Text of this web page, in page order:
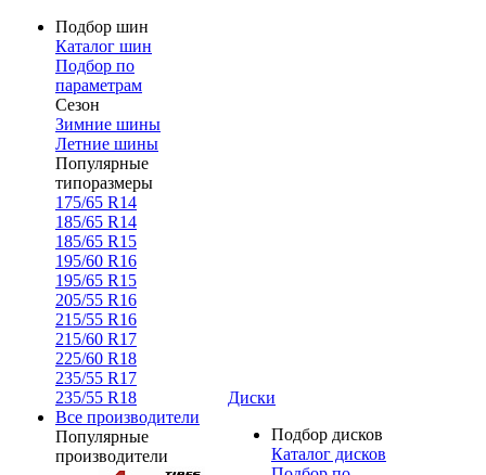
Подбор шин
Каталог шин
Подбор по
параметрам
Сезон
Зимние шины
Летние шины
Популярные
типоразмеры
175/65 R14
185/65 R14
185/65 R15
195/60 R16
195/65 R15
205/55 R16
215/55 R16
215/60 R17
225/60 R18
235/55 R17
235/55 R18
Все производители
Популярные
производители
Диски
Подбор дисков
Каталог дисков